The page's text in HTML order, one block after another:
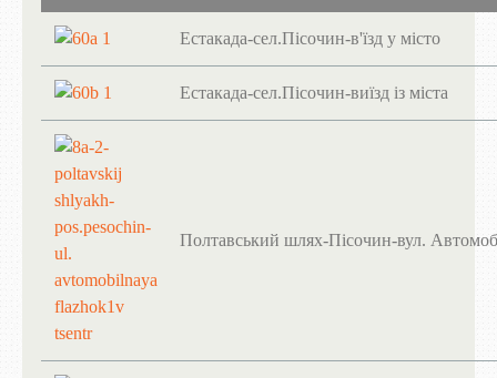
Естакада-сел.Пісочин-в'їзд у місто
Естакада-сел.Пісочин-виїзд із міста
Полтавський шлях-Пісочин-вул.